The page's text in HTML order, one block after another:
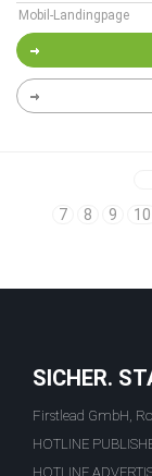
Mobil-Landingpage
7
8 9 10
SICHER.
Firstlead GmbH,
HOTLINE
HOTLINE